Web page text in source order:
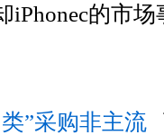
iPhonec的市场
”采购非主流